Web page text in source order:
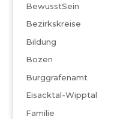
BewusstSein
Bezirkskreise
Bildung
Bozen
Burggrafenamt
Eisacktal-Wipptal
Familie